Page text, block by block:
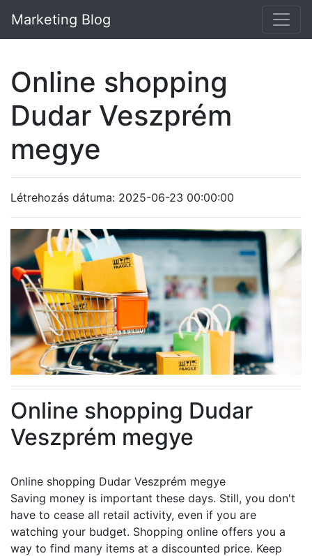
Marketing Blog
Online shopping
Dudar Veszprém
megye
Létrehozás dátuma: 2025-06-23 00:00:00
Online shopping Dudar
Veszprém megye
Online shopping Dudar Veszprém megye
Saving money is important these days. Still, you don't
have to cease all retail activity, even if you are
watching your budget. Shopping online offers you a
way to find many items at a discounted price. Keep